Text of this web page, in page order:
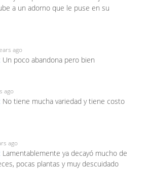
a un adorno que le puse en su
ago
Un poco abandona pero bien
ago
No tiene mucha variedad y tiene costo
ago
Lamentablemente ya decayó mucho de
pocas plantas y muy descuidado